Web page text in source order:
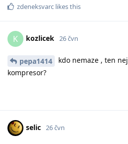
zdeneksvarc likes this
K kozlicek 26 čvn
pepa1414
kdo nemaze , ten
kompresor?
selic 26 čvn